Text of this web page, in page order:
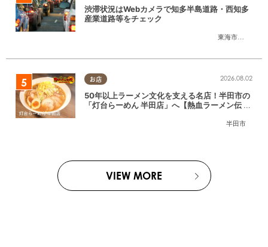
東海市
,大府市
渋滞状況はWebカメラで知多半島道路・西知多
産業道路等をチェック
お店
半田市
2026.08.02
50年以上ラーメン文化を支える名店！半田市の
「灯台らーめん 半田店」へ【熱血ラーメン伝 8
VIEW MORE